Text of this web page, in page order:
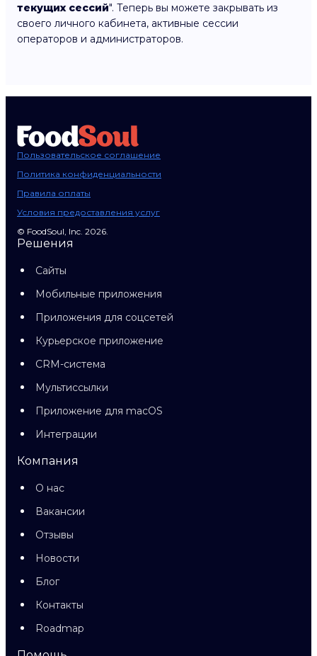
текущих сессий". Теперь вы можете закрывать из
своего личного кабинета, активные сессии
операторов и администраторов.
Пользовательское соглашение
Политика конфиденциальности
Правила оплаты
Условия предоставления услуг
© FoodSoul, Inc. 2026.
Решения
Сайты
Мобильные приложения
Приложения для соцсетей
Курьерское приложение
CRM-система
Мультиссылки
Приложение для macOS
Интеграции
Компания
О нас
Вакансии
Отзывы
Новости
Блог
Контакты
Roadmap